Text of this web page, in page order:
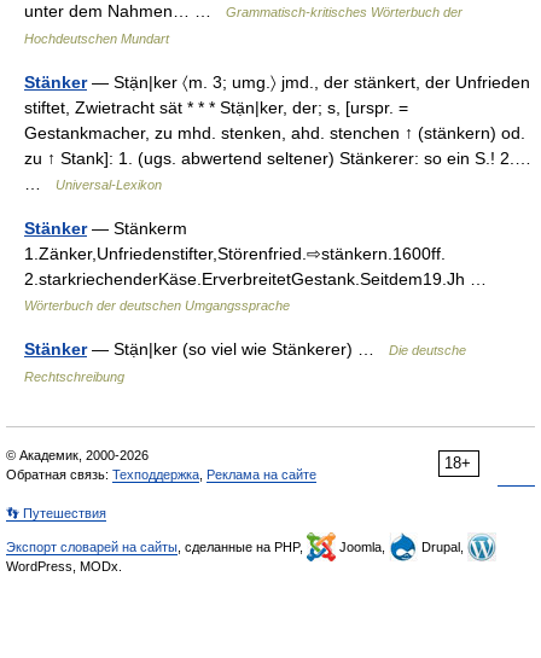
unter dem Nahmen… …
Grammatisch-kritisches Wörterbuch der
Hochdeutschen Mundart
Stänker— Stạ̈n|ker 〈m. 3; umg.〉 jmd., der stänkert, der Unfrieden
stiftet, Zwietracht sät * * * Stạ̈n|ker, der; s, [urspr. =
Gestankmacher, zu mhd. stenken, ahd. stenchen ↑ (stänkern) od.
zu ↑ Stank]: 1. (ugs. abwertend seltener) Stänkerer: so ein S.! 2.…
Universal-Lexikon
Stänker— Stänkerm
1.Zänker,Unfriedenstifter,Störenfried.⇨stänkern.1600ff.
2.starkriechenderKäse.ErverbreitetGestank.Seitdem19.Jh …
Wörterbuch der deutschen Umgangssprache
Stänker— Stạ̈n|ker (so viel wie Stänkerer) …
Die deutsche
Rechtschreibung
18+
© Академик, 2000-2026
Обратная связь: Техподдержка Реклама на сайте
👣 Путешествия
Экспорт словарей на сайты , сделанные на PHP, Joomla,
Drupal,
WordPress, MODx.